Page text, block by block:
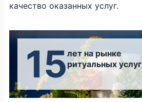
качество оказанных услуг.
15лет на рынке
ритуальных услуг